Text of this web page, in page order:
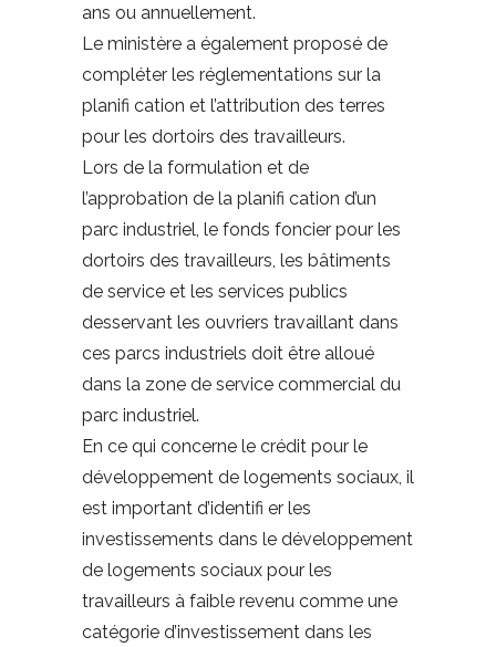
ans ou annuellement.
Le ministère a également proposé de
compléter les réglementations sur la
planifi cation et l’attribution des terres
pour les dortoirs des travailleurs.
Lors de la formulation et de
l’approbation de la planifi cation d’un
parc industriel, le fonds foncier pour les
dortoirs des travailleurs, les bâtiments
de service et les services publics
desservant les ouvriers travaillant dans
ces parcs industriels doit être alloué
dans la zone de service commercial du
parc industriel.
En ce qui concerne le crédit pour le
développement de logements sociaux, il
est important d’identifi er les
investissements dans le développement
de logements sociaux pour les
travailleurs à faible revenu comme une
catégorie d’investissement dans les